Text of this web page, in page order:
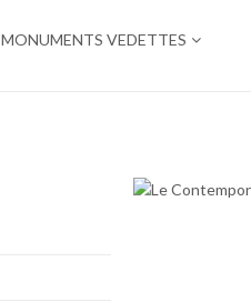
MONUMENTS VEDETTES